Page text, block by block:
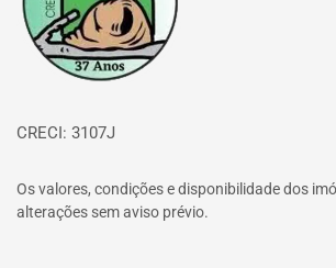
CRECI: 3107J
Os valores, condições e disponibilidade dos
alterações sem aviso prévio.